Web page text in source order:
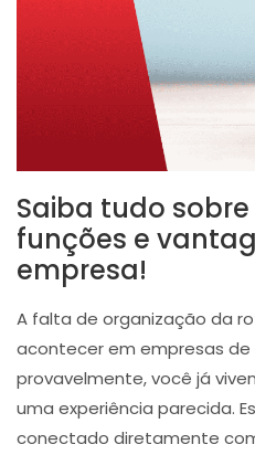
Saiba tudo sobre
funções e
empresa!
A falta de organização da
acontecer em empresas de
provavelmente, você já
uma experiência parecida.
conectado diretamente